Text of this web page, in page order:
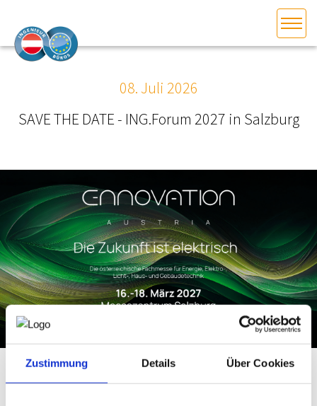
Zustimmung Details Über Cookies
INTERESSEN­VERTRETUNG
MITGLIEDER­VERZEICHNIS
SERVICE
KONTAKT
NEWS
PRÜFING
08. Juli 2026
SAVE THE DATE - ING.Forum 2027 in Salzburg